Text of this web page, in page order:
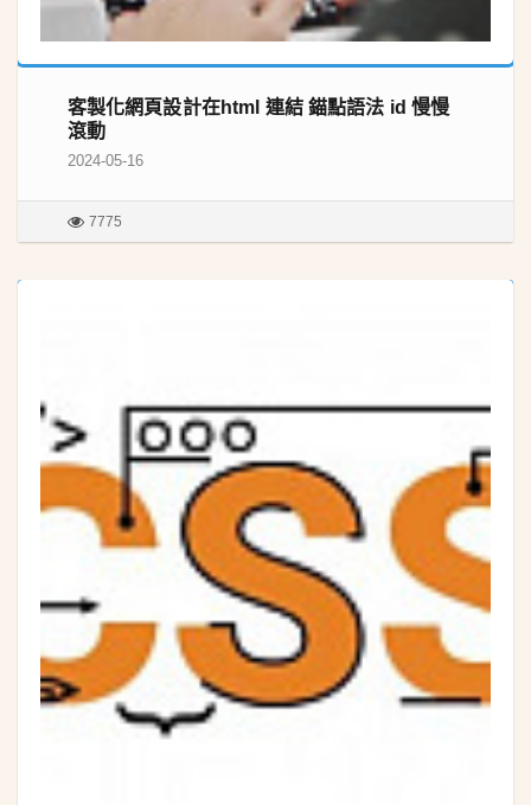
客製化網頁設計在html 連結 錨點語法 id 慢慢
滾動
2024-05-16
7775